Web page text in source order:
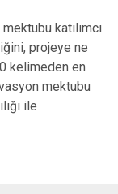
katılımcı
projeye ne
kelimeden en
mektubu
ile